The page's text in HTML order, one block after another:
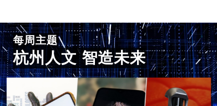
每周主题
杭州人文 智造未来